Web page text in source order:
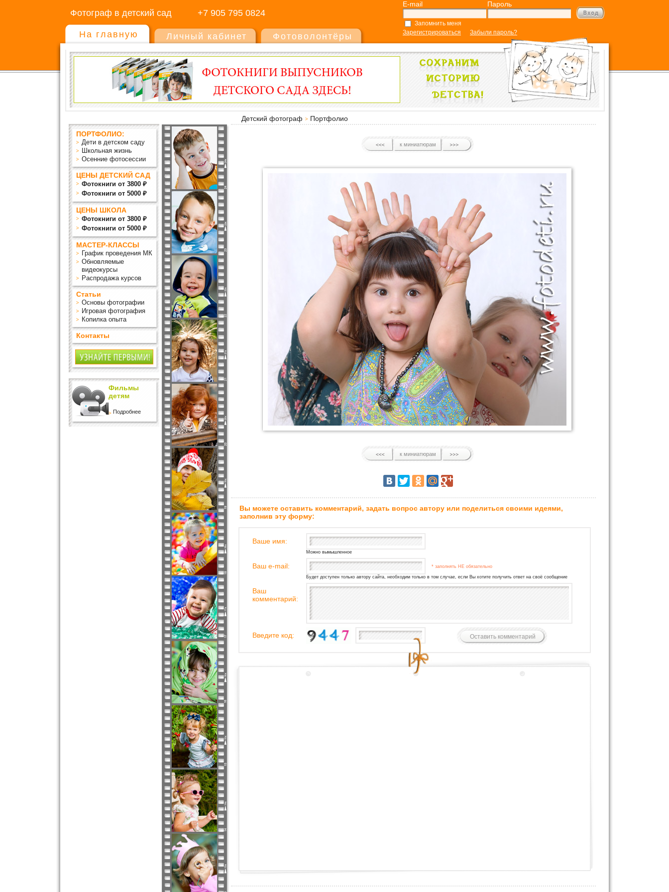
Фотограф в детский сад +7 905 795 0824
E-mail Пароль
Запомнить меня
Зарегистрироваться
Забыли пароль?
На главную Личный кабинет Фотоволонтёры
Детский фотограф
Портфолио
ПОРТФОЛИО:
Дети в детском саду
Школьная жизнь
Осенние фотосессии
ЦЕНЫ ДЕТСКИЙ САД
Фотокниги от 3800 ₽
Фотокниги от 5000 ₽
ЦЕНЫ ШКОЛА
Фотокниги от 3800 ₽
Фотокниги от 5000 ₽
МАСТЕР-КЛАССЫ
График проведения МК
Обновляемые
видеокурсы
Распродажа курсов
Статьи
Основы фотографии
Игровая фотография
Копилка опыта
Контакты
Фильмы
детям
Подробнее
к миниатюрам
к миниатюрам
Вы можете оставить комментарий, задать вопрос автору или поделиться своими идеями,
заполнив эту форму:
Ваше имя:
Можно вымышленное
Ваш e-mail: * заполнять НЕ обязательно
Будет доступен только автору сайта, необходим только в том случае, если Вы хотите получить ответ на своё сообщение
Ваш
комментарий:
Введите код: